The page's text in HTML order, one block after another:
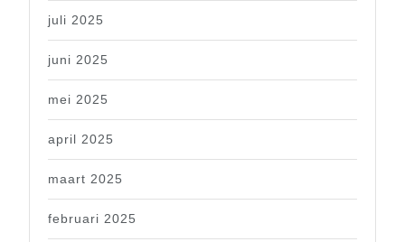
juli 2025
juni 2025
mei 2025
april 2025
maart 2025
februari 2025